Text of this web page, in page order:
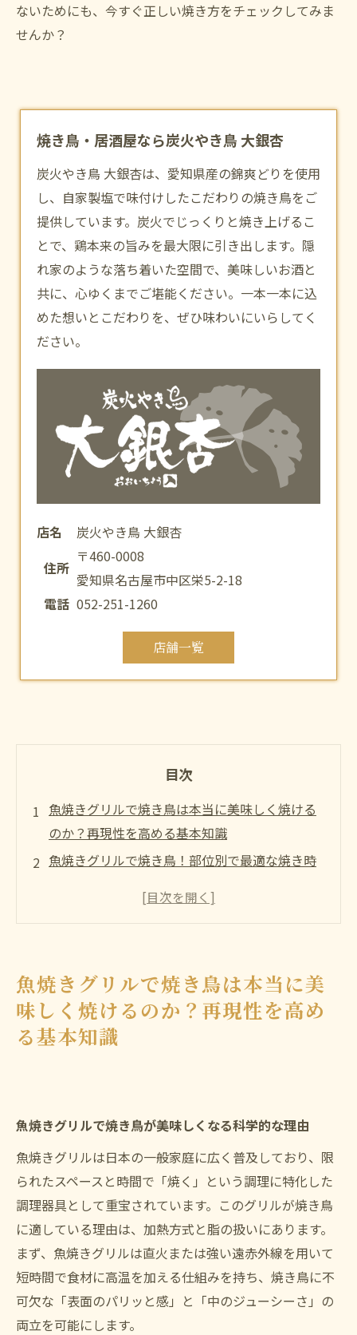
ないためにも、今すぐ正しい焼き方をチェックしてみま
せんか？
焼き鳥・居酒屋なら炭火やき鳥 大銀杏
炭火やき鳥 大銀杏は、愛知県産の錦爽どりを使用
し、自家製塩で味付けしたこだわりの焼き鳥をご
提供しています。炭火でじっくりと焼き上げるこ
とで、鶏本来の旨みを最大限に引き出します。隠
れ家のような落ち着いた空間で、美味しいお酒と
共に、心ゆくまでご堪能ください。一本一本に込
めた想いとこだわりを、ぜひ味わいにいらしてく
ださい。
店名
炭火やき鳥 大銀杏
住所
〒460-0008
愛知県名古屋市中区栄5-2-18
電話 052-251-1260
店舗一覧
目次
魚焼きグリルで焼き鳥は本当に美味しく焼ける
のか？再現性を高める基本知識
魚焼きグリルで焼き鳥！部位別で最適な焼き時
魚焼きグリルでアルミホイルを使う焼き鳥のメ
よくある質問
店舗概要
魚焼きグリルで焼き鳥は本当に美
味しく焼けるのか？再現性を高め
る基本知識
魚焼きグリルで焼き鳥が美味しくなる科学的な理由
魚焼きグリルは日本の一般家庭に広く普及しており、限
られたスペースと時間で「焼く」という調理に特化した
調理器具として重宝されています。このグリルが焼き鳥
に適している理由は、加熱方式と脂の扱いにあります。
まず、魚焼きグリルは直火または強い遠赤外線を用いて
短時間で食材に高温を加える仕組みを持ち、焼き鳥に不
可欠な「表面のパリッと感」と「中のジューシーさ」の
両立を可能にします。